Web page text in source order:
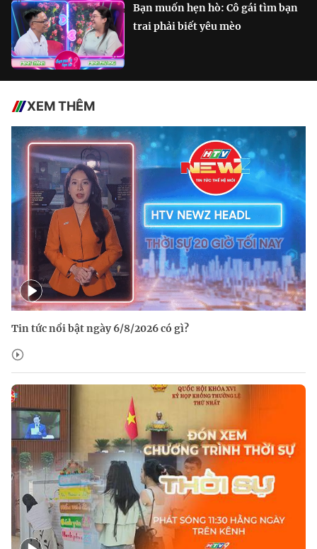
Bạn muốn hẹn hò: Cô gái tìm bạn
trai phải biết yêu mèo
XEM THÊM
Tin tức nổi bật ngày 6/8/2026 có gì?